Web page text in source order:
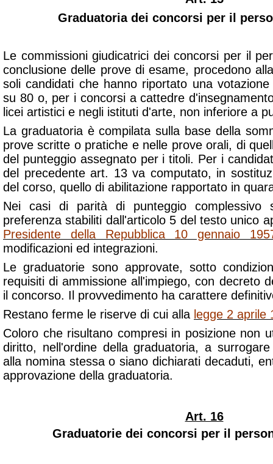
Graduatoria dei concorsi per il
Le commissioni giudicatrici dei concorsi per il
conclusione delle prove di esame, procedono
soli candidati che hanno riportato una
su 80 o, per i concorsi a cattedre
licei artistici e negli istituti d'arte, non inferiore a
La graduatoria è compilata sulla base della
prove scritte o pratiche e nelle prove orali, di
del punteggio assegnato per i titoli. Per i
del precedente art. 13 va computato, in
del corso, quello di abilitazione rapportato in
Nei casi di parità di punteggio
preferenza stabiliti dall'articolo 5 del testo unico
Presidente della Repubblica 10 gennaio
modificazioni ed integrazioni.
Le graduatorie sono approvate, sotto
requisiti di ammissione all'impiego, con decreto
il concorso. Il provvedimento ha carattere
Restano ferme le riserve di cui alla legge 2 aprile
Coloro che risultano compresi in posizione non
diritto, nell'ordine della graduatoria, a
alla nomina stessa o siano dichiarati decaduti,
approvazione della graduatoria.
Art. 16
Graduatorie dei concorsi per il